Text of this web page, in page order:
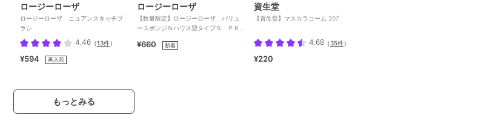
ロージーローザ
ロージーローザ ニュアンスタッチブ
ラシ
4.46 （13件）
¥594 再入荷
ロージーローザ
【数量限定】ロージーローザ バリュ
ースポンジＮハウス型タイプＳ ＰＫ
¥660 新着
資生堂
【資生堂】マスカラコーム 207
4.68 （35件）
¥220
もっとみる